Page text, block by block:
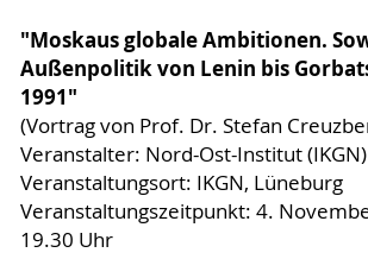
"Moskaus globale Ambitionen.
Außenpolitik von Lenin bis
1991"
(Vortrag von Prof. Dr. Stefan
Veranstalter: Nord-Ost-Institut (IKGN)
Veranstaltungsort: IKGN, Lüneburg
Veranstaltungszeitpunkt: 4.
19.30 Uhr